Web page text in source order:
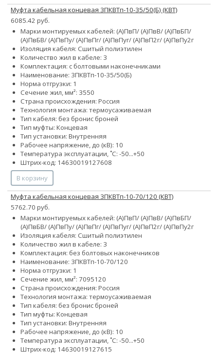
Муфта кабельная концевая 3ПКВТп-10-35/50(Б) (КВТ)
6085.42 руб.
Марки монтируемых кабелей: (А)ПвП/ (А)ПвВ/ (А)ПвБП/
(А)ПвБВ/ (А)ПвПу/ (А)ПвПг/ (А)ПвПуг/ (А)ПвП2г/ (А)ПвПу2г
Изоляция кабеля: Сшитый полиэтилен
Количество жил в кабеле: 3
Комплектация: с болтовыми наконечниками
Наименование: 3ПКВТп-10-35/50(Б)
Норма отгрузки: 1
Сечение жил, мм²: 3550
Страна происхождения: Россия
Технология монтажа: термоусаживаемая
Тип кабеля: без бронис броней
Тип муфты: Концевая
Тип установки: Внутренняя
Рабочее напряжение, до (кВ): 10
Температура эксплуатации, ˚С: -50...+50
Штрих-код: 14630019127608
В корзину
Муфта кабельная концевая 3ПКВТп-10-70/120 (КВТ)
5762.70 руб.
Марки монтируемых кабелей: (А)ПвП/ (А)ПвВ/ (А)ПвБП/
(А)ПвБВ/ (А)ПвПу/ (А)ПвПг/ (А)ПвПуг/ (А)ПвП2г/ (А)ПвПу2г
Изоляция кабеля: Сшитый полиэтилен
Количество жил в кабеле: 3
Комплектация: без болтовых наконечников
Наименование: 3ПКВТп-10-70/120
Норма отгрузки: 1
Сечение жил, мм²: 7095120
Страна происхождения: Россия
Технология монтажа: термоусаживаемая
Тип кабеля: без бронис броней
Тип муфты: Концевая
Тип установки: Внутренняя
Рабочее напряжение, до (кВ): 10
Температура эксплуатации, ˚С: -50...+50
Штрих-код: 14630019127615